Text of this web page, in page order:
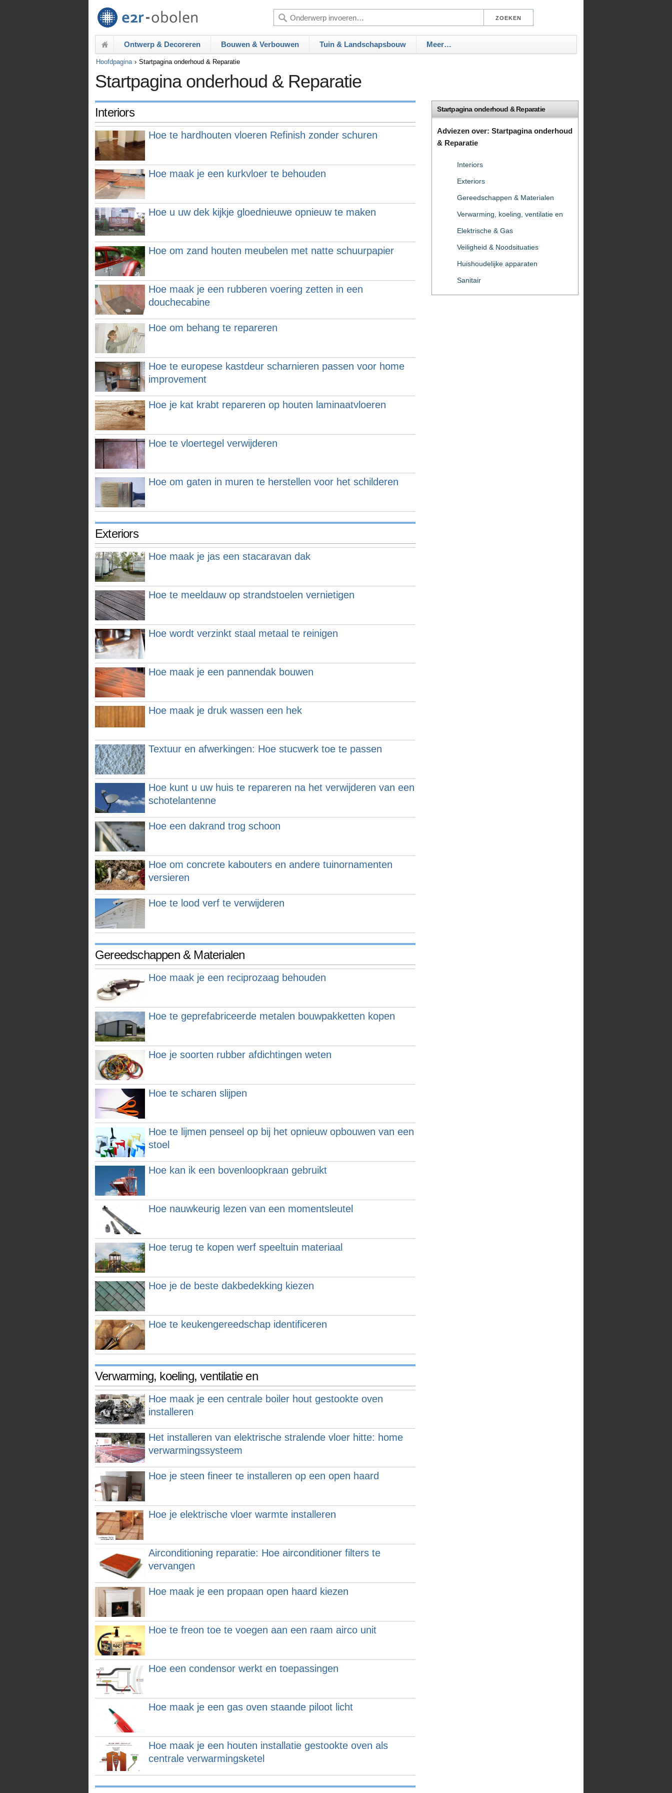
Ontwerp & Decoreren Bouwen & Verbouwen Tuin & Landschapsbouw Meer…
Hoofdpagina Startpagina onderhoud & Reparatie
Startpagina onderhoud & Reparatie
Interiors
Hoe te hardhouten vloeren Refinish zonder schuren
Hoe maak je een kurkvloer te behouden
Hoe u uw dek kijkje gloednieuwe opnieuw te maken
Hoe om zand houten meubelen met natte schuurpapier
Hoe maak je een rubberen voering zetten in een
douchecabine
Hoe om behang te repareren
Hoe te europese kastdeur scharnieren passen voor home
improvement
Hoe je kat krabt repareren op houten laminaatvloeren
Hoe te vloertegel verwijderen
Hoe om gaten in muren te herstellen voor het schilderen
Exteriors
Hoe maak je jas een stacaravan dak
Hoe te meeldauw op strandstoelen vernietigen
Hoe wordt verzinkt staal metaal te reinigen
Hoe maak je een pannendak bouwen
Hoe maak je druk wassen een hek
Textuur en afwerkingen: Hoe stucwerk toe te passen
Hoe kunt u uw huis te repareren na het verwijderen van een
schotelantenne
Hoe een dakrand trog schoon
Hoe om concrete kabouters en andere tuinornamenten
versieren
Hoe te lood verf te verwijderen
Gereedschappen & Materialen
Hoe maak je een reciprozaag behouden
Hoe te geprefabriceerde metalen bouwpakketten kopen
Hoe je soorten rubber afdichtingen weten
Hoe te scharen slijpen
Hoe te lijmen penseel op bij het opnieuw opbouwen van een
stoel
Hoe kan ik een bovenloopkraan gebruikt
Hoe nauwkeurig lezen van een momentsleutel
Hoe terug te kopen werf speeltuin materiaal
Hoe je de beste dakbedekking kiezen
Hoe te keukengereedschap identificeren
Verwarming, koeling, ventilatie en
Hoe maak je een centrale boiler hout gestookte oven
installeren
Het installeren van elektrische stralende vloer hitte: home
verwarmingssysteem
Hoe je steen fineer te installeren op een open haard
Hoe je elektrische vloer warmte installeren
Airconditioning reparatie: Hoe airconditioner filters te
vervangen
Hoe maak je een propaan open haard kiezen
Hoe te freon toe te voegen aan een raam airco unit
Hoe een condensor werkt en toepassingen
Hoe maak je een gas oven staande piloot licht
Hoe maak je een houten installatie gestookte oven als
centrale verwarmingsketel
Startpagina onderhoud & Reparatie
Adviezen over: Startpagina onderhoud
& Reparatie
Interiors
Exteriors
Gereedschappen & Materialen
Verwarming, koeling, ventilatie en
Elektrische & Gas
Veiligheid & Noodsituaties
Huishoudelijke apparaten
Sanitair